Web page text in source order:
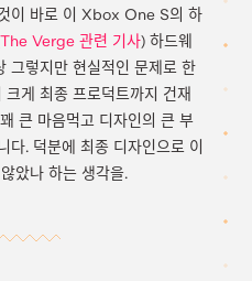
이 바로 이 Xbox One S의 하
The Verge 관련 기사) 하드웨
그렇지만 현실적인 문제로 한
게 최종 프로덕트까지 건재
큰 마음먹고 디자인의 큰 부
다. 덕분에 최종 디자인으로 이
았나 하는 생각을.